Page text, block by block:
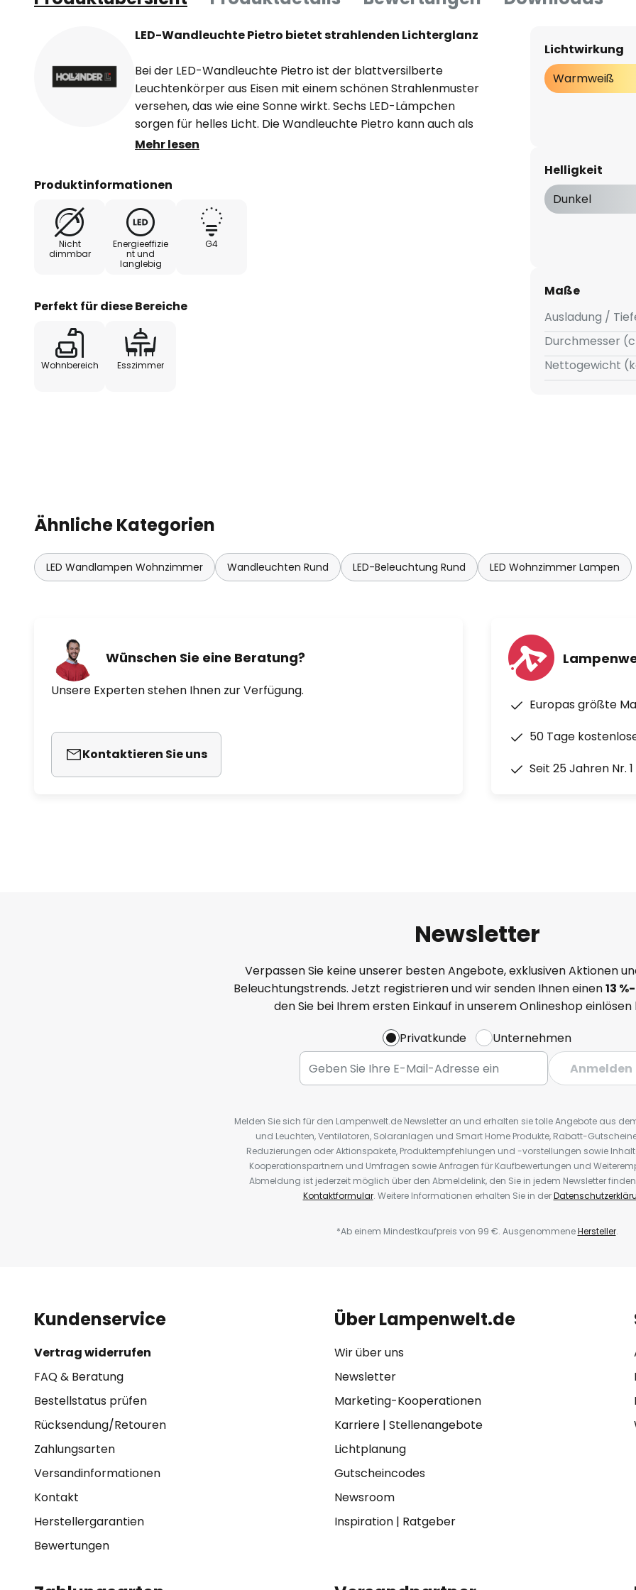
LED-Wandleuchte Pietro bietet strahlenden Lichterglanz
Bei der LED-Wandleuchte Pietro ist der blattversilberte
Leuchtenkörper aus Eisen mit einem schönen Strahlenmuster
versehen, das wie eine Sonne wirkt. Sechs LED-Lämpchen
sorgen für helles Licht. Die Wandleuchte Pietro kann auch als
Deckenleuchte montiert werden.
Mehr lesen
Produktinformationen
Nicht
dimmbar
Energieeffizie
nt und
langlebig
G4
Perfekt für diese Bereiche
Wohnbereich Esszimmer
Lichtwirkung
Warmweiß
Helligkeit
Dunkel
Maße
Ausladung /
Durchmesser
Nettogewicht
Ähnliche Kategorien
LED Wandlampen Wohnzimmer Wandleuchten Rund LED-Beleuchtung Rund LED Wohnzimmer Lampen
Wünschen Sie eine Beratung?
Unsere Experten stehen Ihnen zur Verfügung.
Kontaktieren Sie uns
Europas größte
50 Tage
Seit 25 Jahren Nr.
Newsletter
Verpassen Sie keine unserer besten Angebote, exklusiven Aktionen
Beleuchtungstrends. Jetzt registrieren und wir senden Ihnen einen13 %-
den Sie bei Ihrem ersten Einkauf in unserem Onlineshop einlösen
Privatkunde
Unternehmen
Anmelden
Melden Sie sich für den Lampenwelt.de Newsletter an und erhalten sie tolle Angebote aus
und Leuchten, Ventilatoren, Solaranlagen und Smart Home Produkte, Rabatt-
Reduzierungen oder Aktionspakete, Produktempfehlungen und -vorstellungen sowie
Kooperationspartnern und Umfragen sowie Anfragen für Kaufbewertungen und
Abmeldung ist jederzeit möglich über den Abmeldelink, den Sie in jedem Newsletter
Kontaktformular. Weitere Informationen erhalten Sie in der
*Ab einem Mindestkaufpreis von 99 €. AusgenommeneHersteller.
Kundenservice
Vertrag widerrufen
FAQ & Beratung
Bestellstatus prüfen
Rücksendung/Retouren
Zahlungsarten
Versandinformationen
Kontakt
Herstellergarantien
Bewertungen
Über Lampenwelt.de
Wir über uns
Newsletter
Marketing-Kooperationen
Karriere| Stellenangebote
Lichtplanung
Gutscheincodes
Newsroom
Inspiration| Ratgeber